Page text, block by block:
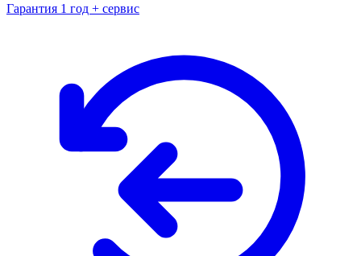
Гарантия 1 год + сервис